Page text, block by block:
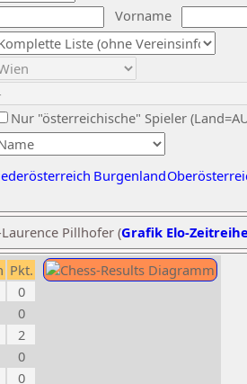
Vorname
Nur "österreichische" Spieler
Burgenland
Pillhofer (Grafik Elo-
Pkt.
0
0
2
0
0